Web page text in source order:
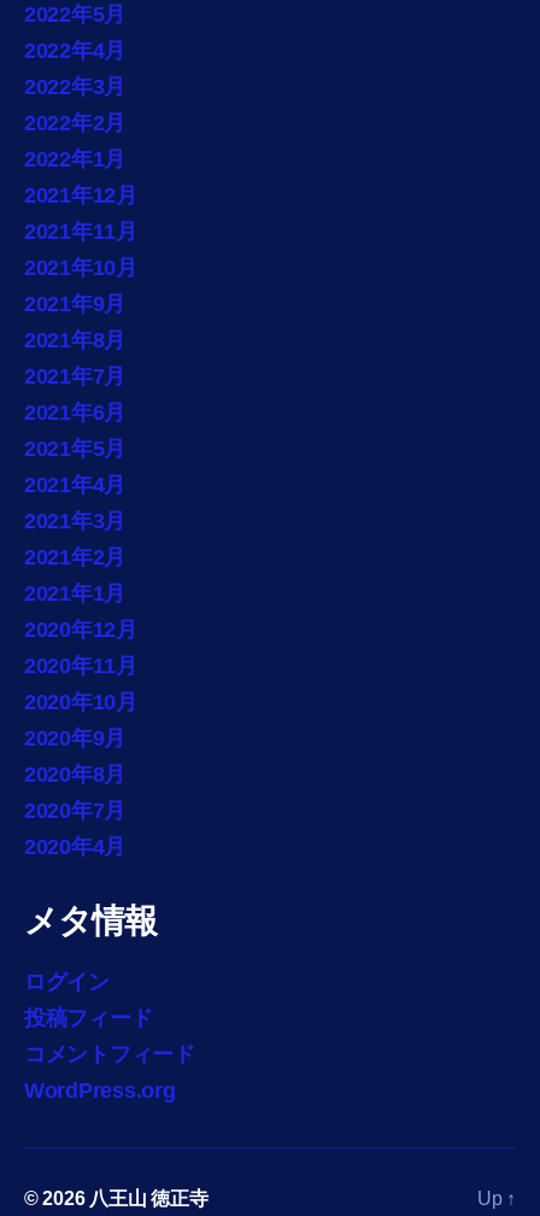
2022年5月
2022年4月
2022年3月
2022年2月
2022年1月
2021年12月
2021年11月
2021年10月
2021年9月
2021年8月
2021年7月
2021年6月
2021年5月
2021年4月
2021年3月
2021年2月
2021年1月
2020年12月
2020年11月
2020年10月
2020年9月
2020年8月
2020年7月
2020年4月
メタ情報
ログイン
投稿フィード
コメントフィード
WordPress.org
© 2026 八王山 徳正寺 Up ↑